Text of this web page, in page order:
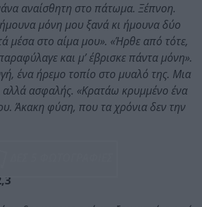
αναίσθητη στο πάτωμα. Ξέπνοη.
μόνη μου ξανά κι ήμουνα δύο
μέσα στο αίμα μου». «Ήρθε από τότε,
και μ’ έβρισκε πάντα μόνη».
ένα ήρεμο τοπίο στο μυαλό της. Μια
ασφαλής. «Κρατάω κρυμμένο ένα
Άκακη φύση, που τα χρόνια δεν την